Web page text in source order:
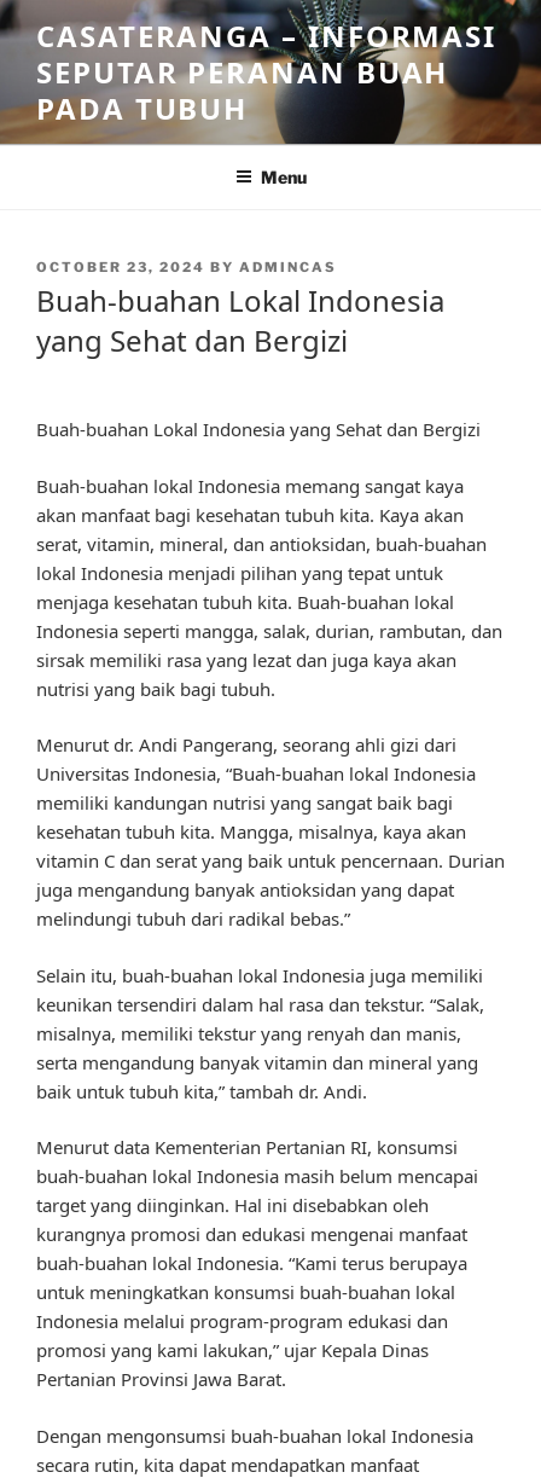
Skip
to
content
CASATERANGA – INFORMASI
SEPUTAR PERANAN BUAH
PADA TUBUH
Menu
POSTED
OCTOBER 23, 2024 BY ADMINCAS
Buah-buahan Lokal Indonesia
yang Sehat dan Bergizi
Buah-buahan Lokal Indonesia yang Sehat dan Bergizi
Buah-buahan lokal Indonesia memang sangat kaya
akan manfaat bagi kesehatan tubuh kita. Kaya akan
serat, vitamin, mineral, dan antioksidan, buah-buahan
lokal Indonesia menjadi pilihan yang tepat untuk
menjaga kesehatan tubuh kita. Buah-buahan lokal
Indonesia seperti mangga, salak, durian, rambutan, dan
sirsak memiliki rasa yang lezat dan juga kaya akan
nutrisi yang baik bagi tubuh.
Menurut dr. Andi Pangerang, seorang ahli gizi dari
Universitas Indonesia, “Buah-buahan lokal Indonesia
memiliki kandungan nutrisi yang sangat baik bagi
kesehatan tubuh kita. Mangga, misalnya, kaya akan
vitamin C dan serat yang baik untuk pencernaan. Durian
juga mengandung banyak antioksidan yang dapat
melindungi tubuh dari radikal bebas.”
Selain itu, buah-buahan lokal Indonesia juga memiliki
keunikan tersendiri dalam hal rasa dan tekstur. “Salak,
misalnya, memiliki tekstur yang renyah dan manis,
serta mengandung banyak vitamin dan mineral yang
baik untuk tubuh kita,” tambah dr. Andi.
Menurut data Kementerian Pertanian RI, konsumsi
buah-buahan lokal Indonesia masih belum mencapai
target yang diinginkan. Hal ini disebabkan oleh
kurangnya promosi dan edukasi mengenai manfaat
buah-buahan lokal Indonesia. “Kami terus berupaya
untuk meningkatkan konsumsi buah-buahan lokal
Indonesia melalui program-program edukasi dan
promosi yang kami lakukan,” ujar Kepala Dinas
Pertanian Provinsi Jawa Barat.
Dengan mengonsumsi buah-buahan lokal Indonesia
secara rutin, kita dapat mendapatkan manfaat